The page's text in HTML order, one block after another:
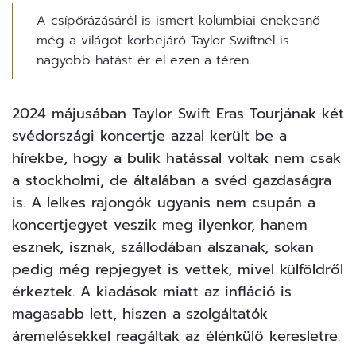
A csípőrázásáról is ismert kolumbiai énekesnő
még a világot körbejáró Taylor Swiftnél is
nagyobb hatást ér el ezen a téren.
2024 májusában Taylor Swift Eras Tourjának két
svédországi koncertje azzal került be a
hírekbe, hogy a bulik hatással voltak nem csak
a stockholmi, de általában a svéd gazdaságra
is. A lelkes rajongók ugyanis nem csupán a
koncertjegyet veszik meg ilyenkor, hanem
esznek, isznak, szállodában alszanak, sokan
pedig még repjegyet is vettek, mivel külföldről
érkeztek. A kiadások miatt az infláció is
magasabb lett, hiszen a szolgáltatók
áremelésekkel reagáltak az élénkülő keresletre.